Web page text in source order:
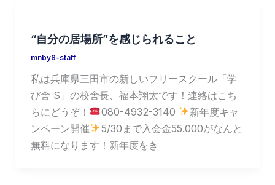
“自分の居場所”を感じられること
mnby8-staff
私は兵庫県三田市の新しいフリースクール「学
び舎 S」の校舎長、福本翔太です！連絡はこち
らにどうぞ！
080-4932-3140
新年度キャ
ンペーン開催
5/30まで入会金55.000がなんと
無料になります！新年度をき